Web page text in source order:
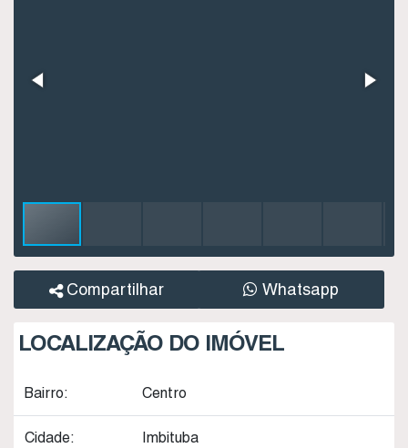
Compartilhar Whatsapp
LOCALIZAÇÃO DO IMÓVEL
Bairro: Centro
Cidade: Imbituba